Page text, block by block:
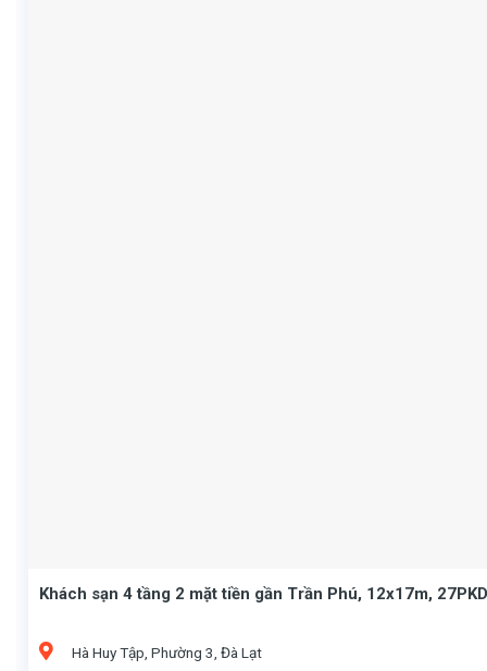
Khách sạn 4 tầng 2 mặt tiền gần Trần Phú, 12x17m,
Hà Huy Tập, Phường 3, Đà Lạt